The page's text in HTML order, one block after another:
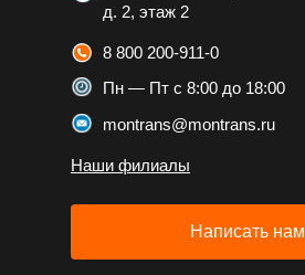
д. 2, этаж 2
8 800 200-911-0
Пн — Пт с 8:00 до 18:00
montrans@montrans.ru
Наши филиалы
Написать нам